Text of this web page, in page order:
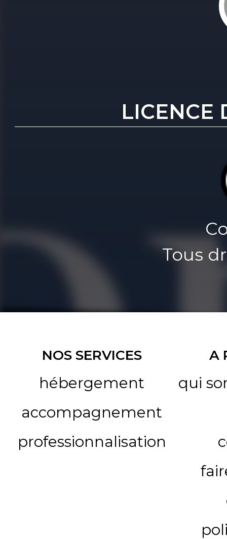
LICENCE
Tous
NOS SERVICES
hébergement
accompagnement
professionnalisation
A
qui